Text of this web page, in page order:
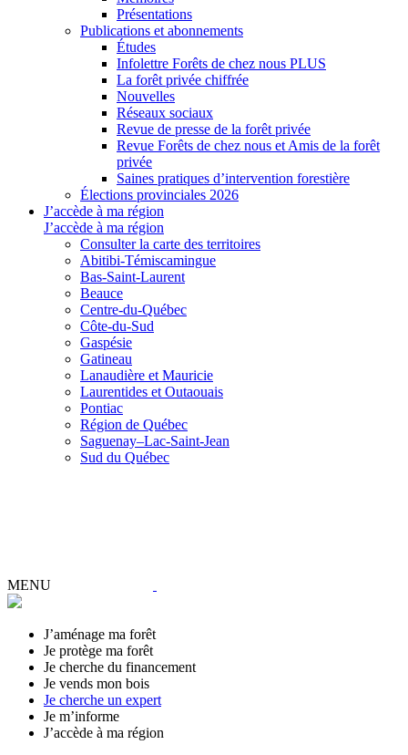
Présentations
Publications et abonnements
Études
Infolettre Forêts de chez nous PLUS
La forêt privée chiffrée
Nouvelles
Réseaux sociaux
Revue de presse de la forêt privée
Revue Forêts de chez nous et Amis de la forêt
privée
Saines pratiques d’intervention forestière
Élections provinciales 2026
J’accède à ma région
J’accède à ma région
Consulter la carte des territoires
Abitibi-Témiscamingue
Bas-Saint-Laurent
Beauce
Centre-du-Québec
Côte-du-Sud
Gaspésie
Gatineau
Lanaudière et Mauricie
Laurentides et Outaouais
Pontiac
Région de Québec
Saguenay–Lac-Saint-Jean
Sud du Québec
MENU
J’aménage ma forêt
Je protège ma forêt
Je cherche du financement
Je vends mon bois
Je cherche un expert
Je m’informe
J’accède à ma région